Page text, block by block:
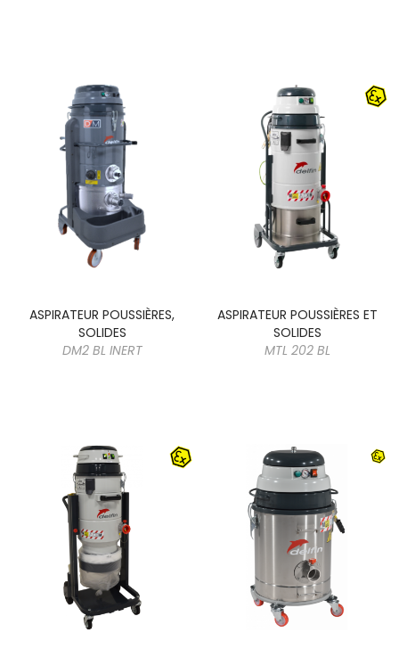
ASPIRATEUR POUSSIÈRES,
SOLIDES
DM2 BL INERT
ASPIRATEUR POUSSIÈRES ET
SOLIDES
MTL 202 BL